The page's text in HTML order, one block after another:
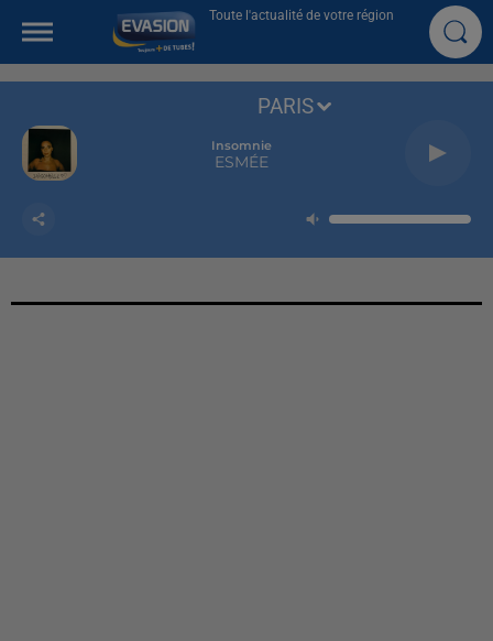
Toute l'actualité de votre région
Insomnie
ESMÉE
PARIS